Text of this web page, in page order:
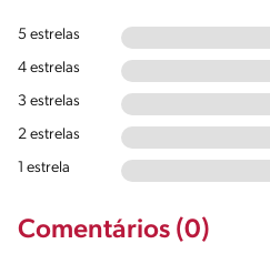
5 estrelas
4 estrelas
3 estrelas
2 estrelas
1 estrela
Comentários (0)